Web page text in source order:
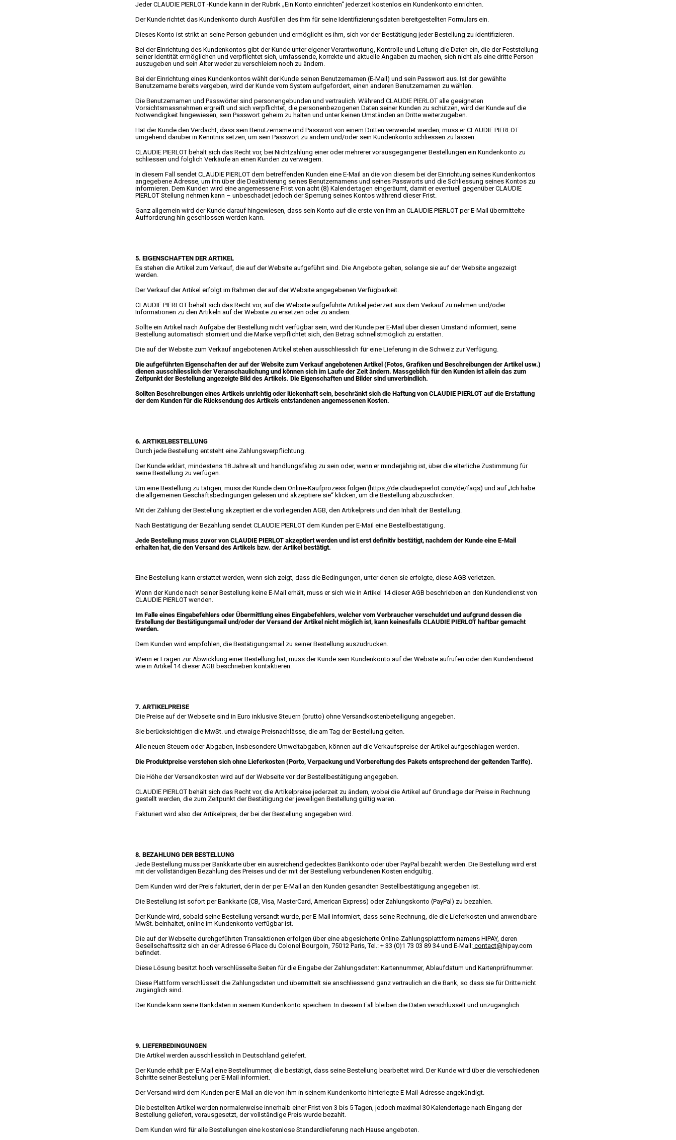
Jeder CLAUDIE PIERLOT -Kunde kann in der Rubrik „Ein Konto einrichten“ jederzeit kostenlos ein Kundenkonto einrichten.
Der Kunde richtet das Kundenkonto durch Ausfüllen des ihm für seine Identifizierungsdaten bereitgestellten Formulars ein.
Dieses Konto ist strikt an seine Person gebunden und ermöglicht es ihm, sich vor der Bestätigung jeder Bestellung zu identifizieren.
Bei der Einrichtung des Kundenkontos gibt der Kunde unter eigener Verantwortung, Kontrolle und Leitung die Daten ein, die der Feststellung
seiner Identität ermöglichen und verpflichtet sich, umfassende, korrekte und aktuelle Angaben zu machen, sich nicht als eine dritte Person
auszugeben und sein Alter weder zu verschleiern noch zu ändern.
Bei der Einrichtung eines Kundenkontos wählt der Kunde seinen Benutzernamen (E-Mail) und sein Passwort aus. Ist der gewählte
Benutzername bereits vergeben, wird der Kunde vom System aufgefordert, einen anderen Benutzernamen zu wählen.
Die Benutzernamen und Passwörter sind personengebunden und vertraulich. Während CLAUDIE PIERLOT alle geeigneten
Vorsichtsmassnahmen ergreift und sich verpflichtet, die personenbezogenen Daten seiner Kunden zu schützen, wird der Kunde auf die
Notwendigkeit hingewiesen, sein Passwort geheim zu halten und unter keinen Umständen an Dritte weiterzugeben.
Hat der Kunde den Verdacht, dass sein Benutzername und Passwort von einem Dritten verwendet werden, muss er CLAUDIE PIERLOT
umgehend darüber in Kenntnis setzen, um sein Passwort zu ändern und/oder sein Kundenkonto schliessen zu lassen.
CLAUDIE PIERLOT behält sich das Recht vor, bei Nichtzahlung einer oder mehrerer vorausgegangener Bestellungen ein Kundenkonto zu
schliessen und folglich Verkäufe an einen Kunden zu verweigern.
In diesem Fall sendet CLAUDIE PIERLOT dem betreffenden Kunden eine E-Mail an die von diesem bei der Einrichtung seines Kundenkontos
angegebene Adresse, um ihn über die Deaktivierung seines Benutzernamens und seines Passworts und die Schliessung seines Kontos zu
informieren. Dem Kunden wird eine angemessene Frist von acht (8) Kalendertagen eingeräumt, damit er eventuell gegenüber CLAUDIE
PIERLOT Stellung nehmen kann – unbeschadet jedoch der Sperrung seines Kontos während dieser Frist.
Ganz allgemein wird der Kunde darauf hingewiesen, dass sein Konto auf die erste von ihm an CLAUDIE PIERLOT per E-Mail übermittelte
Aufforderung hin geschlossen werden kann.
5. EIGENSCHAFTEN DER ARTIKEL
Es stehen die Artikel zum Verkauf, die auf der Website aufgeführt sind. Die Angebote gelten, solange sie auf der Website angezeigt
werden.
Der Verkauf der Artikel erfolgt im Rahmen der auf der Website angegebenen Verfügbarkeit.
CLAUDIE PIERLOT behält sich das Recht vor, auf der Website aufgeführte Artikel jederzeit aus dem Verkauf zu nehmen und/oder
Informationen zu den Artikeln auf der Website zu ersetzen oder zu ändern.
Sollte ein Artikel nach Aufgabe der Bestellung nicht verfügbar sein, wird der Kunde per E-Mail über diesen Umstand informiert, seine
Bestellung automatisch storniert und die Marke verpflichtet sich, den Betrag schnellstmöglich zu erstatten.
Die auf der Website zum Verkauf angebotenen Artikel stehen ausschliesslich für eine Lieferung in die Schweiz zur Verfügung.
Die aufgeführten Eigenschaften der auf der Website zum Verkauf angebotenen Artikel (Fotos, Grafiken und Beschreibungen der Artikel usw.)
dienen ausschliesslich der Veranschaulichung und können sich im Laufe der Zeit ändern. Massgeblich für den Kunden ist allein das zum
Zeitpunkt der Bestellung angezeigte Bild des Artikels. Die Eigenschaften und Bilder sind unverbindlich.
Sollten Beschreibungen eines Artikels unrichtig oder lückenhaft sein, beschränkt sich die Haftung von CLAUDIE PIERLOT auf die Erstattung
der dem Kunden für die Rücksendung des Artikels entstandenen angemessenen Kosten.
6. ARTIKELBESTELLUNG
Durch jede Bestellung entsteht eine Zahlungsverpflichtung.
Der Kunde erklärt, mindestens 18 Jahre alt und handlungsfähig zu sein oder, wenn er minderjährig ist, über die elterliche Zustimmung für
seine Bestellung zu verfügen.
Um eine Bestellung zu tätigen, muss der Kunde dem Online-Kaufprozess folgen (https://de.claudiepierlot.com/de/faqs) und auf „Ich habe
die allgemeinen Geschäftsbedingungen gelesen und akzeptiere sie“ klicken, um die Bestellung abzuschicken.
Mit der Zahlung der Bestellung akzeptiert er die vorliegenden AGB, den Artikelpreis und den Inhalt der Bestellung.
Nach Bestätigung der Bezahlung sendet CLAUDIE PIERLOT dem Kunden per E-Mail eine Bestellbestätigung.
Jede Bestellung muss zuvor von CLAUDIE PIERLOTakzeptiert werden und ist erst definitiv bestätigt, nachdem der Kunde eine E-Mail
erhalten hat, die den Versand des Artikels bzw. der Artikel bestätigt.
Eine Bestellung kann erstattet werden, wenn sich zeigt, dass die Bedingungen, unter denen sie erfolgte, diese AGB verletzen.
Wenn der Kunde nach seiner Bestellung keine E-Mail erhält, muss er sich wie in Artikel 14 dieser AGB beschrieben an den Kundendienst von
CLAUDIE PIERLOT wenden.
Im Falle eines Eingabefehlers oder Übermittlung eines Eingabefehlers, welcher vom Verbraucher verschuldet und aufgrund dessen die
Erstellung der Bestätigungsmail und/oder der Versand der Artikel nicht möglich ist, kann keinesfalls CLAUDIE PIERLOT haftbar gemacht
werden.
Dem Kunden wird empfohlen, die Bestätigungsmail zu seiner Bestellung auszudrucken.
Wenn er Fragen zur Abwicklung einer Bestellung hat, muss der Kunde sein Kundenkonto auf der Website aufrufen oder den Kundendienst
wie in Artikel 14 dieser AGB beschrieben kontaktieren.
7. ARTIKELPREISE
Die Preise auf der Webseite sind in Euro inklusive Steuern (brutto) ohne Versandkostenbeteiligung angegeben.
Sie berücksichtigen die MwSt. und etwaige Preisnachlässe, die am Tag der Bestellung gelten.
Alle neuen Steuern oder Abgaben, insbesondere Umweltabgaben, können auf die Verkaufspreise der Artikel aufgeschlagen werden.
Die Produktpreise verstehen sich ohne Lieferkosten (Porto, Verpackung und Vorbereitung des Pakets entsprechend der geltenden Tarife).
Die Höhe der Versandkosten wird auf der Webseite vor der Bestellbestätigung angegeben.
CLAUDIE PIERLOT behält sich das Recht vor, die Artikelpreise jederzeit zu ändern, wobei die Artikel auf Grundlage der Preise in Rechnung
gestellt werden, die zum Zeitpunkt der Bestätigung der jeweiligen Bestellung gültig waren.
Fakturiert wird also der Artikelpreis, der bei der Bestellung angegeben wird.
8. BEZAHLUNG DER BESTELLUNG
Jede Bestellung muss per Bankkarte über ein ausreichend gedecktes Bankkonto oder über PayPal bezahlt werden. Die Bestellung wird erst
mit der vollständigen Bezahlung des Preises und der mit der Bestellung verbundenen Kosten endgültig.
Dem Kunden wird der Preis fakturiert, der in der per E-Mail an den Kunden gesandten Bestellbestätigung angegeben ist.
Die Bestellung ist sofort per Bankkarte (CB, Visa, MasterCard, American Express) oder Zahlungskonto (PayPal) zu bezahlen.
Der Kunde wird, sobald seine Bestellung versandt wurde, per E-Mail informiert, dass seine Rechnung, die die Lieferkosten und anwendbare
MwSt. beinhaltet, online im Kundenkonto verfügbar ist.
Die auf der Webseite durchgeführten Transaktionen erfolgen über eine abgesicherte Online-Zahlungsplattform namens HIPAY, deren
Gesellschaftssitz sich an der Adresse 6 Place du Colonel Bourgoin, 75012 Paris, Tel.: + 33 (0)1 73 03 89 34 und E-Mail:contact@ hipay.com
befindet.
Diese Lösung besitzt hoch verschlüsselte Seiten für die Eingabe der Zahlungsdaten: Kartennummer, Ablaufdatum und Kartenprüfnummer.
Diese Plattform verschlüsselt die Zahlungsdaten und übermittelt sie anschliessend ganz vertraulich an die Bank, so dass sie für Dritte nicht
zugänglich sind.
Der Kunde kann seine Bankdaten in seinem Kundenkonto speichern. In diesem Fall bleiben die Daten verschlüsselt und unzugänglich.
9. LIEFERBEDINGUNGEN
Die Artikel werden ausschliesslich in Deutschland geliefert.
Der Kunde erhält per E-Mail eine Bestellnummer, die bestätigt, dass seine Bestellung bearbeitet wird. Der Kunde wird über die verschiedenen
Schritte seiner Bestellung per E-Mail informiert.
Der Versand wird dem Kunden per E-Mail an die von ihm in seinem Kundenkonto hinterlegte E-Mail-Adresse angekündigt.
Die bestellten Artikel werden normalerweise innerhalb einer Frist von 3 bis 5 Tagen, jedoch maximal 30 Kalendertage nach Eingang der
Bestellung geliefert, vorausgesetzt, der vollständige Preis wurde bezahlt.
Dem Kunden wird für alle Bestellungen eine kostenlose Standardlieferung nach Hause angeboten.